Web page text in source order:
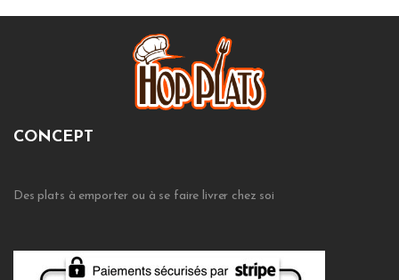
CONCEPT
Des plats à emporter ou à se faire livrer chez soi